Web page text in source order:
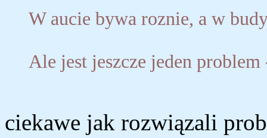
W aucie bywa roznie, a w
Ale jest jeszcze jeden
ciekawe jak rozwiązali